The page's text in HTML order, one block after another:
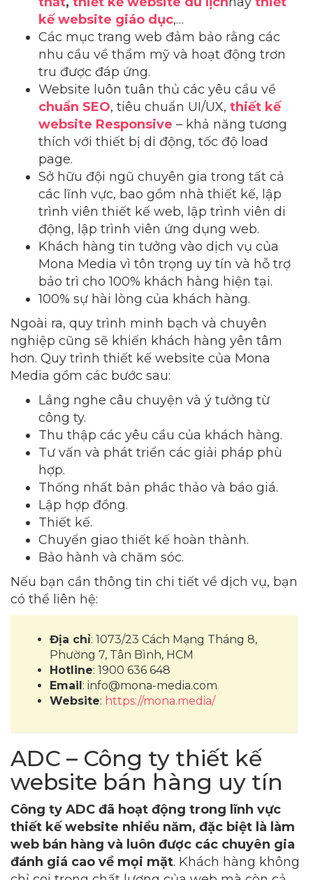
kế website giáo dục,…
Các mục trang web đảm bảo rằng các
nhu cầu về thẩm mỹ và hoạt động trơn
tru được đáp ứng.
Website luôn tuân thủ các yêu cầu về
chuẩn SEO, tiêu chuẩn UI/UX, thiết kế
website Responsive – khả năng tương
thích với thiết bị di động, tốc độ load
page.
Sở hữu đội ngũ chuyên gia trong tất cả
các lĩnh vực, bao gồm nhà thiết kế, lập
trình viên thiết kế web, lập trình viên di
động, lập trình viên ứng dụng web.
Khách hàng tin tưởng vào dịch vụ của
Mona Media vì tôn trọng uy tín và hỗ trợ
bảo trì cho 100% khách hàng hiện tại.
100% sự hài lòng của khách hàng.
Ngoài ra, quy trình minh bạch và chuyên
nghiệp cũng sẽ khiến khách hàng yên tâm
hơn. Quy trình thiết kế website của Mona
Media gồm các bước sau:
Lắng nghe câu chuyện và ý tưởng từ
công ty.
Thu thập các yêu cầu của khách hàng.
Tư vấn và phát triển các giải pháp phù
hợp.
Thống nhất bản phác thảo và báo giá.
Lập hợp đồng.
Thiết kế.
Chuyển giao thiết kế hoàn thành.
Bảo hành và chăm sóc.
Nếu bạn cần thông tin chi tiết về dịch vụ, bạn
có thể liên hệ:
Địa chỉ: 1073/23 Cách Mạng Tháng 8,
Phường 7, Tân Bình, HCM
Hotline: 1900 636 648
Email: info@mona-media.com
Website: https://mona.media/
ADC – Công ty thiết kế
website bán hàng uy tín
Công ty ADC đã hoạt động trong lĩnh vực
thiết kế website nhiều năm, đặc biệt là làm
web bán hàng và luôn được các chuyên gia
đánh giá cao về mọi mặt. Khách hàng không